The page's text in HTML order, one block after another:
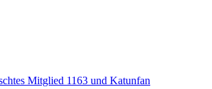
Mitglied 1163 und Katunfan